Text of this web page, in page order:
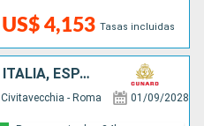
US$ 4,153 Tasas incluidas
MALTA, CROACIA, GRECIA, ITALIA, ESPAÑA, FRANCIA
Civitavecchia - Roma 01/09/2028